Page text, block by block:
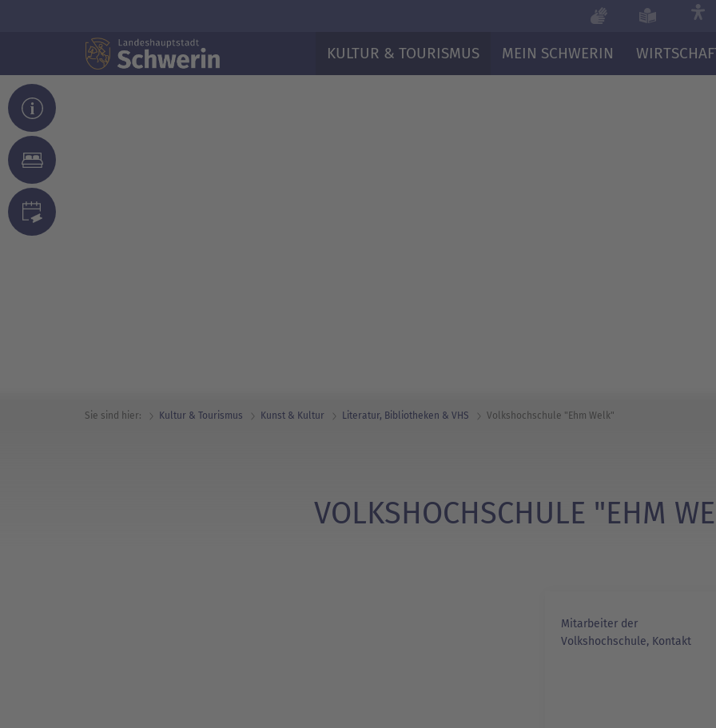
KULTUR & TOURISMUS MEIN SCHWERIN
Sie sind hier: Kultur & Tourismus Kunst & Kultur Literatur, Bibliotheken & VHS Volkshochschule "Ehm Welk"
VOLKSHOCHSCHULE "EHM
Mitarbeiter der
Volkshochschule, Kontakt